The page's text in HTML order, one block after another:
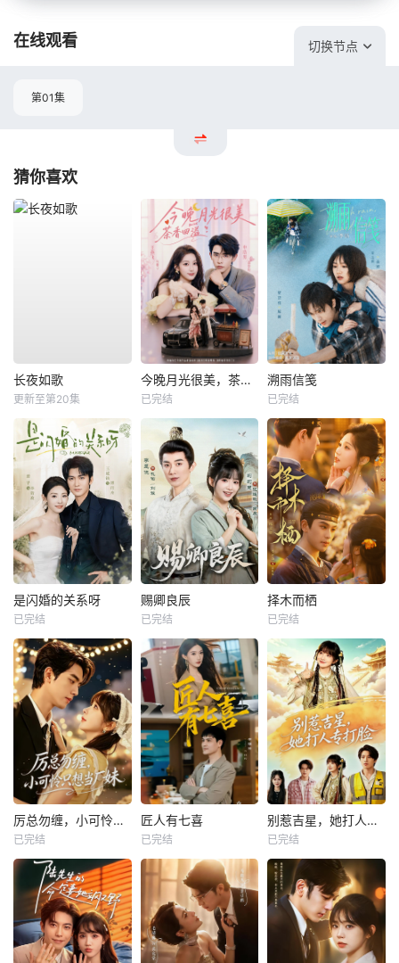
在线观看 切换节点
第01集
猜你喜欢
长夜如歌
更新至第20集
今晚月光很美，茶香四溢
已完结
溯雨信笺
已完结
是闪婚的关系呀
已完结
赐卿良辰
已完结
择木而栖
已完结
厉总勿缠，小可怜只想当厂妹
已完结
匠人有七喜
已完结
别惹吉星，她打人专打脸
已完结